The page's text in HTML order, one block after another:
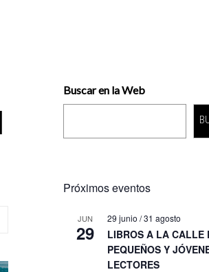
Buscar en la Web
Próximos eventos
JUN
29
29 junio /31 agosto
LIBROS A LA CALLE
PEQUEÑOS Y
LECTORES